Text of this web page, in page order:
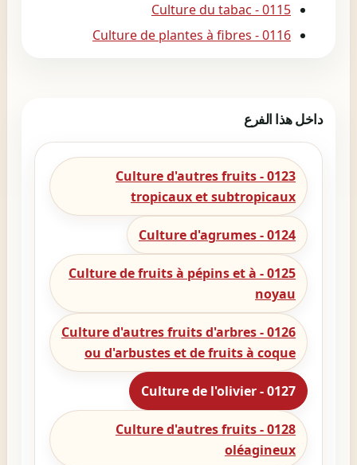
0115 - Culture du tabac
0116 - Culture de plantes à fibres
داخل هذا الفرع
0123 - Culture d'autres fruits
tropicaux et subtropicaux
0124 - Culture d'agrumes
0125 - Culture de fruits à pépins et à
noyau
0126 - Culture d'autres fruits d'arbres
ou d'arbustes et de fruits à coque
0127 - Culture de l'olivier
0128 - Culture d'autres fruits
oléagineux